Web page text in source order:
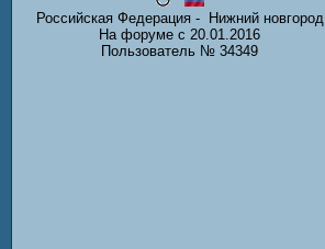
Российская Федерация - Нижний новгород
На форуме с 20.01.2016
Пользователь № 34349